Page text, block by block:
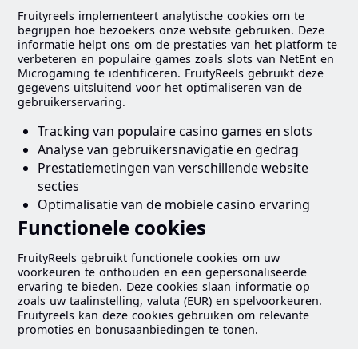
Fruityreels implementeert analytische cookies om te
begrijpen hoe bezoekers onze website gebruiken. Deze
informatie helpt ons om de prestaties van het platform te
verbeteren en populaire games zoals slots van NetEnt en
Microgaming te identificeren. FruityReels gebruikt deze
gegevens uitsluitend voor het optimaliseren van de
gebruikerservaring.
Tracking van populaire casino games en slots
Analyse van gebruikersnavigatie en gedrag
Prestatiemetingen van verschillende website
secties
Optimalisatie van de mobiele casino ervaring
Functionele cookies
FruityReels gebruikt functionele cookies om uw
voorkeuren te onthouden en een gepersonaliseerde
ervaring te bieden. Deze cookies slaan informatie op
zoals uw taalinstelling, valuta (EUR) en spelvoorkeuren.
Fruityreels kan deze cookies gebruiken om relevante
promoties en bonusaanbiedingen te tonen.